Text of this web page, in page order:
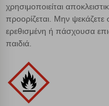
χρησιμοποιείται
προορίζεται. Μην
ερεθισμένη ή πάσχουσα
παιδιά.